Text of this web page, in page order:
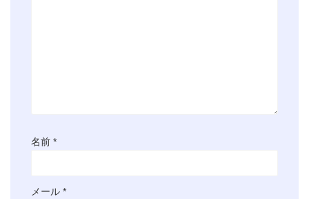
名前 *
メール *